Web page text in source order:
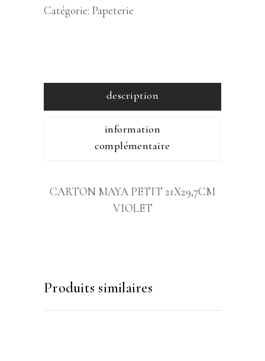
Catégorie: Papeterie
description
information
complémentaire
CARTON MAYA PETIT 21X29,7CM
VIOLET
Produits similaires